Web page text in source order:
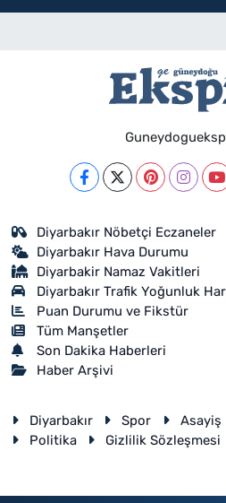
Diyarbakır Nöbetçi Eczaneler
Diyarbakır Hava Durumu
Diyarbakir Namaz Vakitleri
Diyarbakır Trafik Yoğunluk
Puan Durumu ve Fikstür
Tüm Manşetler
Son Dakika Haberleri
Haber Arşivi
Diyarbakır Spor Asayiş
Politika
Gizlilik Sözleşmesi